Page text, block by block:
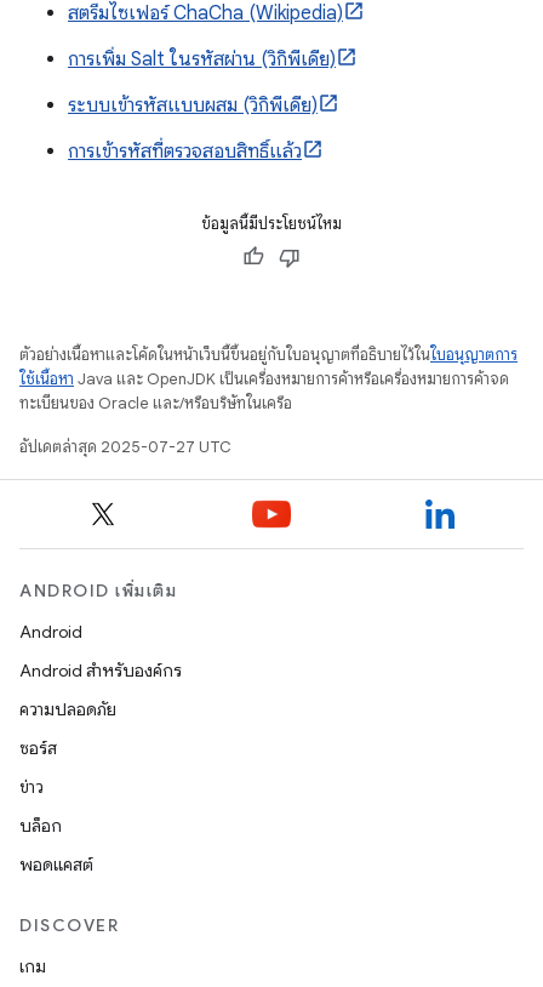
สตรีมไซเฟอร์ ChaCha (Wikipedia)
การเพิ่ม Salt ในรหัสผ่าน (วิกิพีเดีย)
ระบบเข้ารหัสแบบผสม (วิกิพีเดีย)
การเข้ารหัสที่ตรวจสอบสิทธิ์แล้ว
ข้อมูลนี้มีประโยชน์ไหม
ตัวอย่างเนื้อหาและโค้ดในหน้าเว็บนี้ขึ้นอยู่กับใบอนุญาตที่อธิบายไว้ในใบอนุญาตการ
ใช้เนื้อหา Java และ OpenJDK เป็นเครื่องหมายการค้าหรือเครื่องหมายการค้าจด
ทะเบียนของ Oracle และ/หรือบริษัทในเครือ
อัปเดตล่าสุด 2025-07-27 UTC
ANDROID เพิ่มเติม
Android
Android สำหรับองค์กร
ความปลอดภัย
ซอร์ส
ข่าว
บล็อก
พอดแคสต์
DISCOVER
เกม